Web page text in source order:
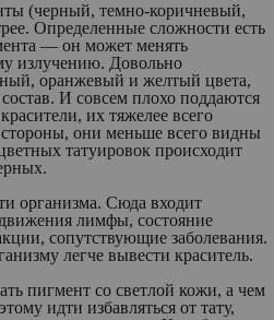
(черный, темно-коричневый,
Определенные сложности есть
— он может менять
излучению. Довольно
оранжевый и желтый цвета,
И совсем плохо поддаются
их тяжелее всего
стороны, они меньше всего видны
татуировок происходит
организма. Сюда входит
лимфы, состояние
сопутствующие заболевания.
легче вывести краситель.
пигмент со светлой кожи, а чем
идти избавляться от тату,